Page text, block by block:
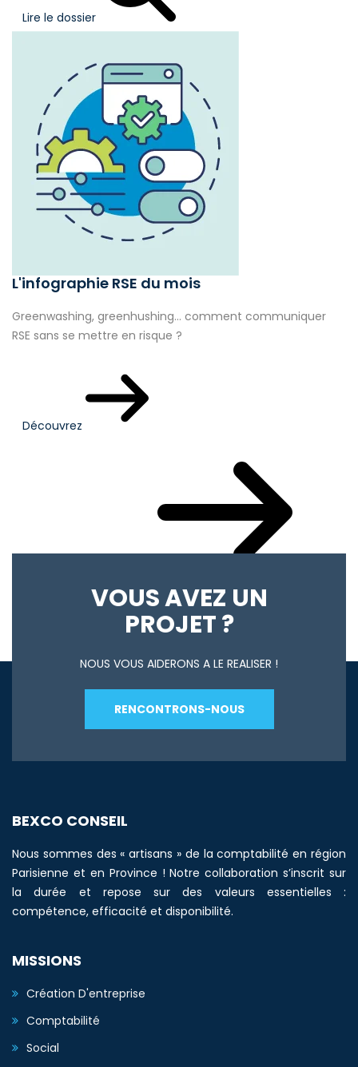
Lire le dossier
L'infographie RSE du mois
Greenwashing, greenhushing… comment communiquer
RSE sans se mettre en risque ?
Découvrez
VOUS AVEZ UN
PROJET ?
NOUS VOUS AIDERONS A LE REALISER !
RENCONTRONS-NOUS
BEXCO CONSEIL
Nous sommes des « artisans » de la comptabilité en région
Parisienne et en Province ! Notre collaboration s’inscrit sur
la durée et repose sur des valeurs essentielles :
compétence, efficacité et disponibilité.
MISSIONS
Création D'entreprise
Comptabilité
Social